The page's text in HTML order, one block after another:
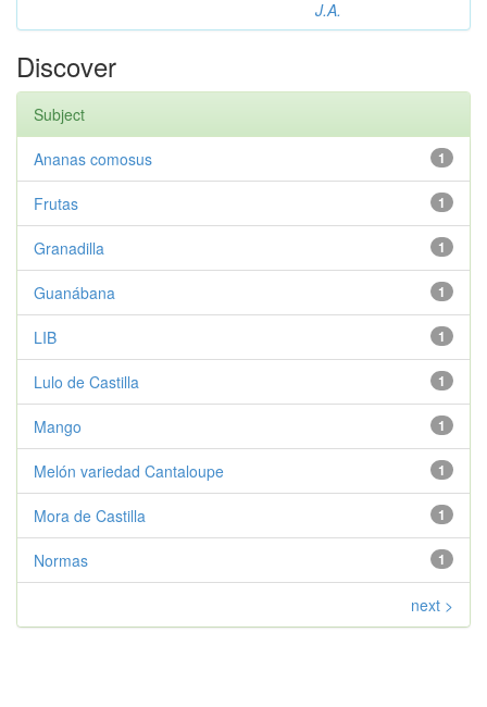
J.A.
Discover
Subject
1
Ananas comosus
1
Frutas
1
Granadilla
1
Guanábana
1
LIB
1
Lulo de Castilla
1
Mango
1
Melón variedad Cantaloupe
1
Mora de Castilla
1
Normas
next >